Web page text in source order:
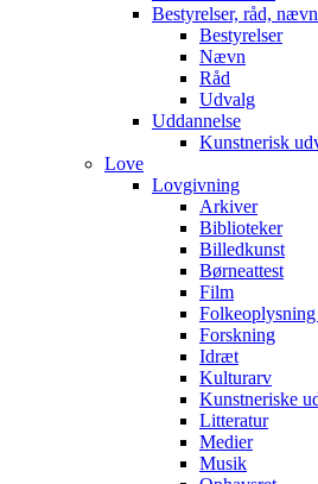
Bestyrelser, råd,
Bestyrelser
Nævn
Råd
Udvalg
Uddannelse
Kunstnerisk
Love
Lovgivning
Arkiver
Biblioteker
Billedkunst
Børneattest
Film
Forskning
Idræt
Kulturarv
Kunstneriske
Litteratur
Medier
Musik